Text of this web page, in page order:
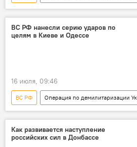
Россия
Украина
военная операция
военная техника
военнослужащие
ВС РФ нанесли серию ударов по
целям в Киеве и Одессе
16 июля, 09:46
ВС РФ
Операция по демилитаризации
Россия
Украина
военная
ракетный удар
безопасность
Одесса
Как развивается наступление
российских сил в Донбассе